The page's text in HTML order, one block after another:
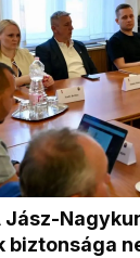
Jász-
biztonsága